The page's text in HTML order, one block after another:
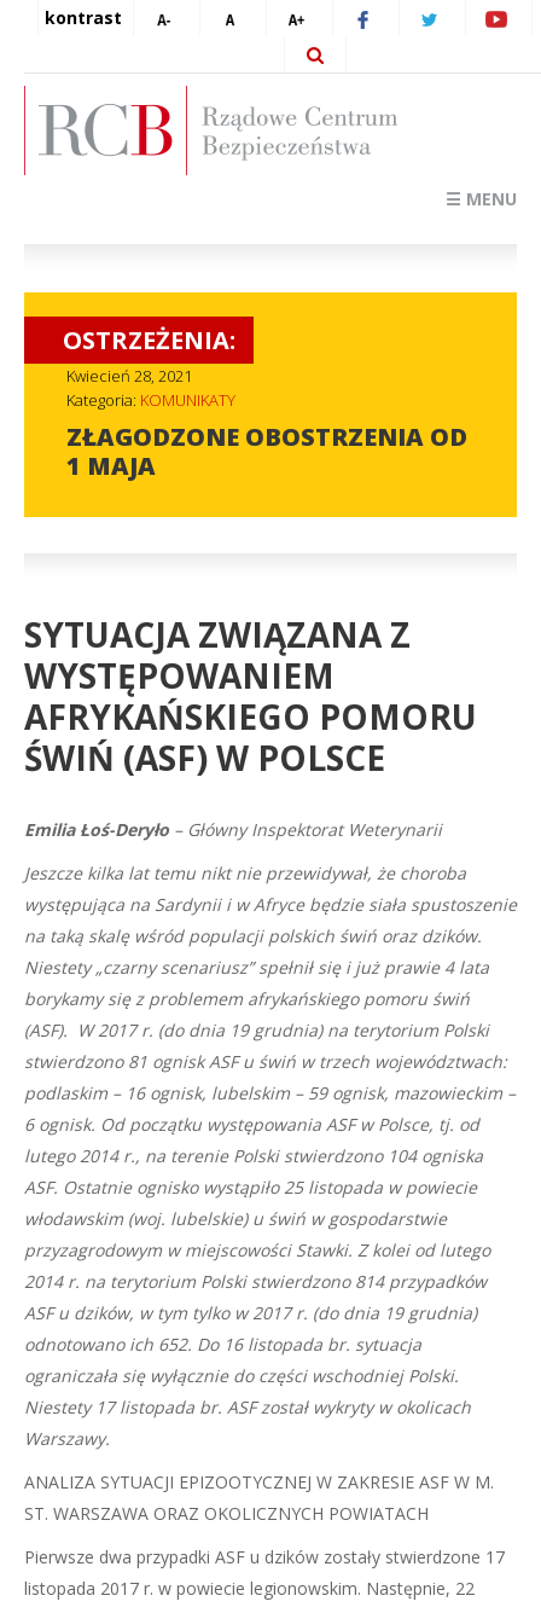
kontrast
☰ MENU
OSTRZEŻENIA:
Kwiecień 28, 2021
Kategoria: KOMUNIKATY
ZŁAGODZONE OBOSTRZENIA OD
1 MAJA
SYTUACJA ZWIĄZANA Z
WYSTĘPOWANIEM
AFRYKAŃSKIEGO POMORU
ŚWIŃ (ASF) W POLSCE
Emilia Łoś-Deryło – Główny Inspektorat Weterynarii
Jeszcze kilka lat temu nikt nie przewidywał, że choroba
występująca na Sardynii i w Afryce będzie siała spustoszenie
na taką skalę wśród populacji polskich świń oraz dzików.
Niestety „czarny scenariusz” spełnił się i już prawie 4 lata
borykamy się z problemem afrykańskiego pomoru świń
(ASF). W 2017 r. (do dnia 19 grudnia) na terytorium Polski
stwierdzono 81 ognisk ASF u świń w trzech województwach:
podlaskim – 16 ognisk, lubelskim – 59 ognisk, mazowieckim –
6 ognisk. Od początku występowania ASF w Polsce, tj. od
lutego 2014 r., na terenie Polski stwierdzono 104 ogniska
ASF. Ostatnie ognisko wystąpiło 25 listopada w powiecie
włodawskim (woj. lubelskie) u świń w gospodarstwie
przyzagrodowym w miejscowości Stawki. Z kolei od lutego
2014 r. na terytorium Polski stwierdzono 814 przypadków
ASF u dzików, w tym tylko w 2017 r. (do dnia 19 grudnia)
odnotowano ich 652. Do 16 listopada br. sytuacja
ograniczała się wyłącznie do części wschodniej Polski.
Niestety 17 listopada br. ASF został wykryty w okolicach
Warszawy.
ANALIZA SYTUACJI EPIZOOTYCZNEJ W ZAKRESIE ASF W M.
ST. WARSZAWA ORAZ OKOLICZNYCH POWIATACH
Pierwsze dwa przypadki ASF u dzików zostały stwierdzone 17
listopada 2017 r. w powiecie legionowskim. Następnie, 22